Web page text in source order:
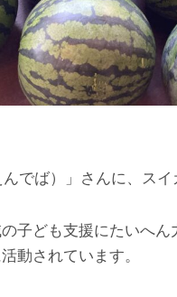
でば）」さんに、スイ
子ども支援にたいへ
動されています。